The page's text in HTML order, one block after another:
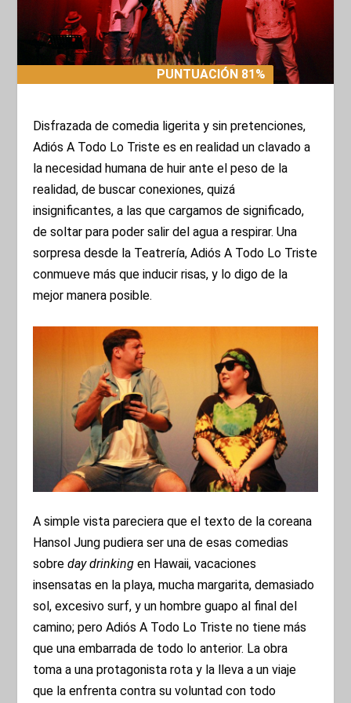
PUNTUACIÓN 81%
PUNTUACIÓN 81%
Disfrazada de comedia ligerita y sin pretenciones,
Adiós A Todo Lo Triste es en realidad un clavado a
la necesidad humana de huir ante el peso de la
realidad, de buscar conexiones, quizá
insignificantes, a las que cargamos de significado,
de soltar para poder salir del agua a respirar. Una
sorpresa desde la Teatrería, Adiós A Todo Lo Triste
conmueve más que inducir risas, y lo digo de la
mejor manera posible.
A simple vista pareciera que el texto de la coreana
Hansol Jung pudiera ser una de esas comedias
sobreday drinking en Hawaii, vacaciones
insensatas en la playa, mucha margarita, demasiado
sol, excesivo surf, y un hombre guapo al final del
camino; pero Adiós A Todo Lo Triste no tiene más
que una embarrada de todo lo anterior. La obra
toma a una protagonista rota y la lleva a un viaje
que la enfrenta contra su voluntad con todo